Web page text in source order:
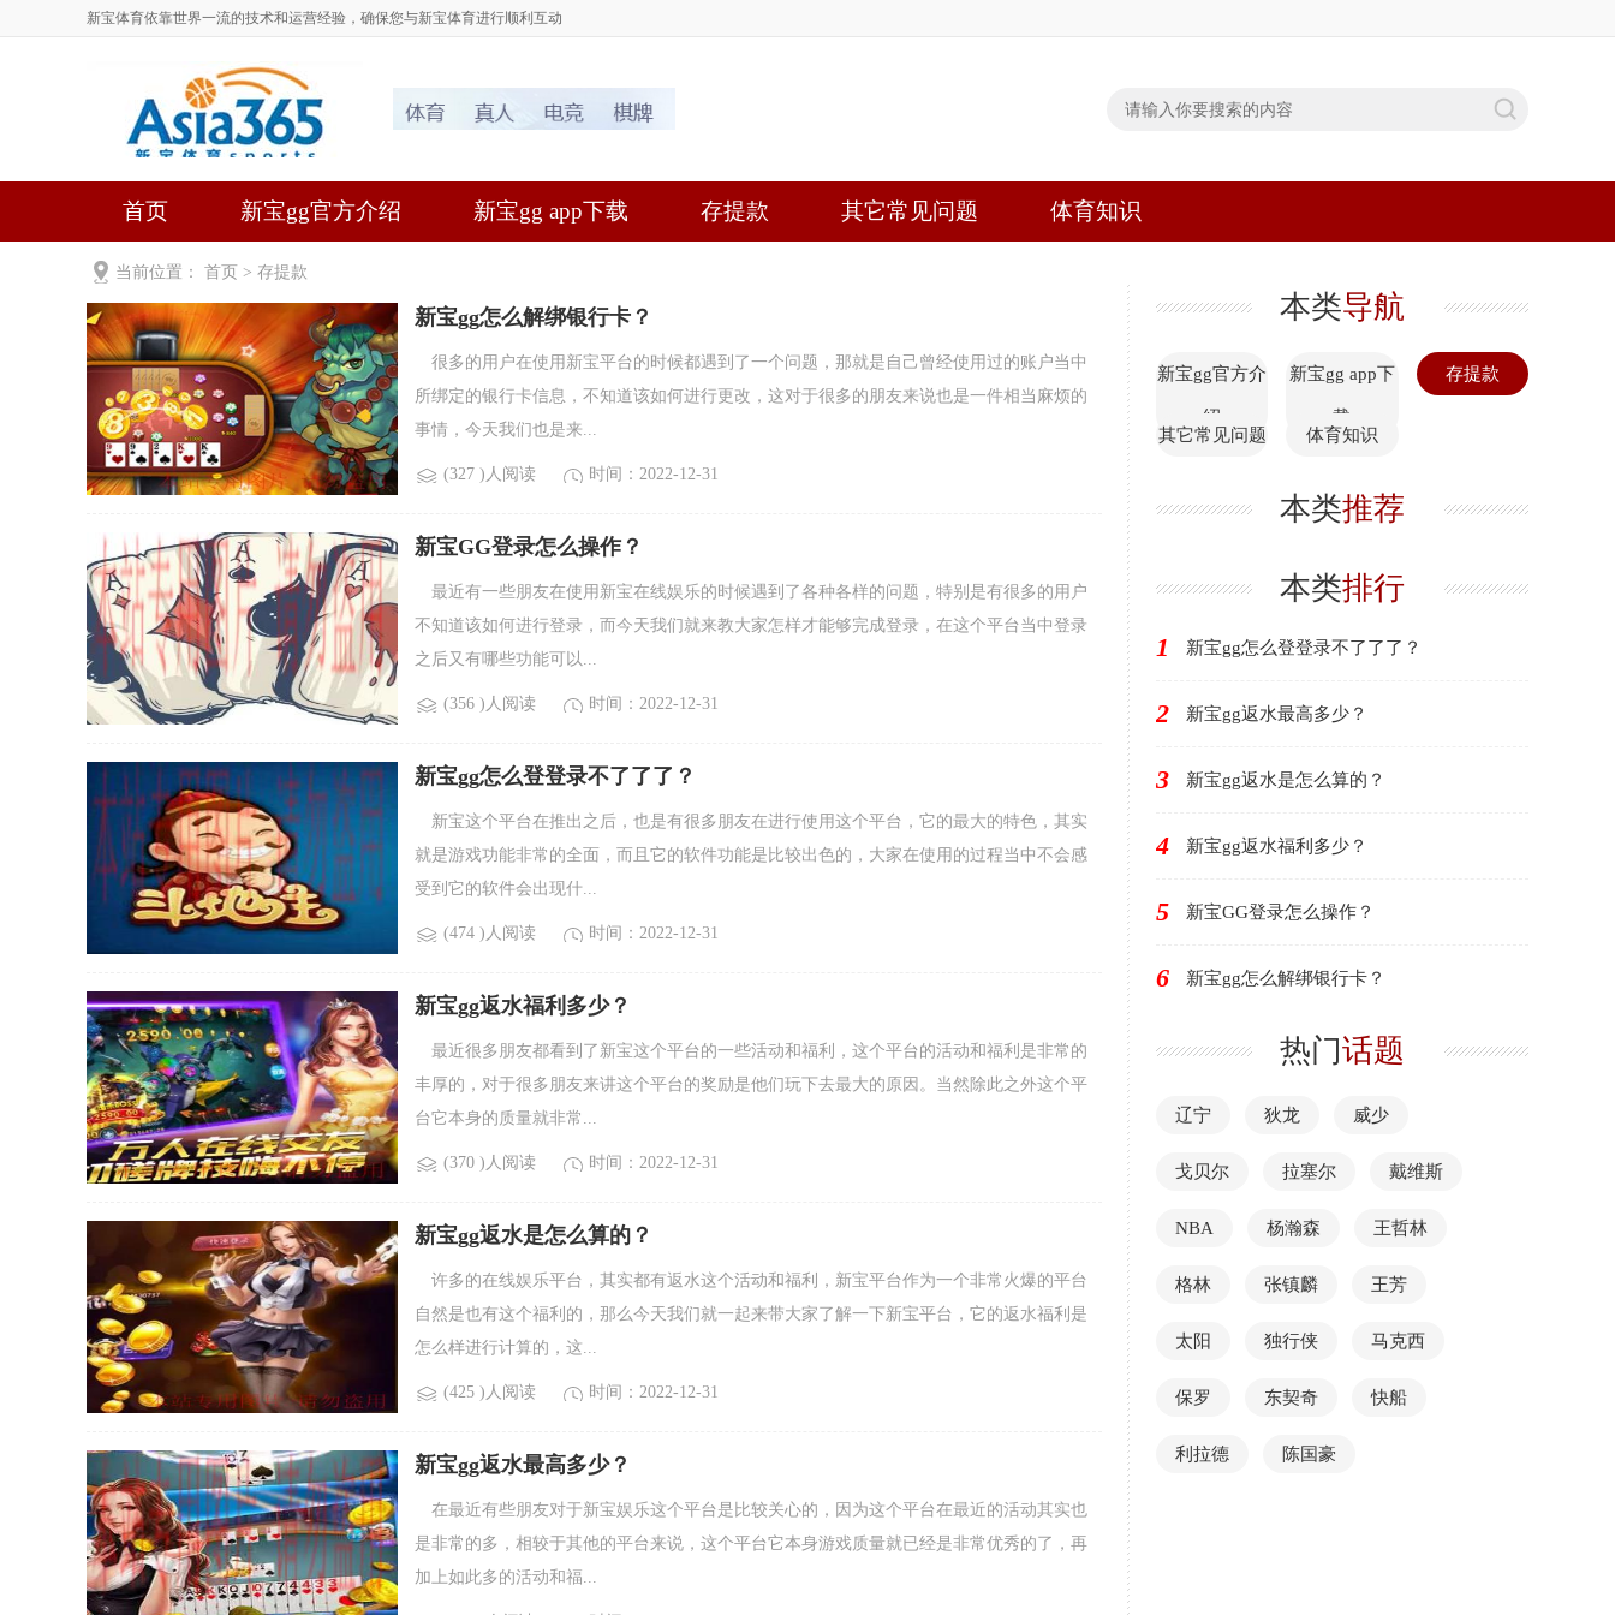
新宝体育依靠世界一流的技术和运营经验，确保您与新宝体育进行顺利互动
首页 新宝gg官方介绍 新宝gg app下载 存提款 其它常见问题 体育知识
当前位置： 首页 > 存提款
新宝gg怎么解绑银行卡？
很多的用户在使用新宝平台的时候都遇到了一个问题，那就是自己曾经使用过的账户当中
所绑定的银行卡信息，不知道该如何进行更改，这对于很多的朋友来说也是一件相当麻烦的
事情，今天我们也是来...
(327 )人阅读 时间：2022-12-31
新宝GG登录怎么操作？
最近有一些朋友在使用新宝在线娱乐的时候遇到了各种各样的问题，特别是有很多的用户
不知道该如何进行登录，而今天我们就来教大家怎样才能够完成登录，在这个平台当中登录
之后又有哪些功能可以...
(356 )人阅读 时间：2022-12-31
新宝gg怎么登登录不了了了？
新宝这个平台在推出之后，也是有很多朋友在进行使用这个平台，它的最大的特色，其实
就是游戏功能非常的全面，而且它的软件功能是比较出色的，大家在使用的过程当中不会感
受到它的软件会出现什...
(474 )人阅读 时间：2022-12-31
新宝gg返水福利多少？
最近很多朋友都看到了新宝这个平台的一些活动和福利，这个平台的活动和福利是非常的
丰厚的，对于很多朋友来讲这个平台的奖励是他们玩下去最大的原因。当然除此之外这个平
台它本身的质量就非常...
(370 )人阅读 时间：2022-12-31
新宝gg返水是怎么算的？
许多的在线娱乐平台，其实都有返水这个活动和福利，新宝平台作为一个非常火爆的平台
自然是也有这个福利的，那么今天我们就一起来带大家了解一下新宝平台，它的返水福利是
怎么样进行计算的，这...
(425 )人阅读 时间：2022-12-31
新宝gg返水最高多少？
在最近有些朋友对于新宝娱乐这个平台是比较关心的，因为这个平台在最近的活动其实也
是非常的多，相较于其他的平台来说，这个平台它本身游戏质量就已经是非常优秀的了，再
加上如此多的活动和福...
本类导航
新宝gg官方介
绍
新宝gg app下
载
存提款
其它常见问题 体育知识
本类推荐
本类排行
1 新宝gg怎么登登录不了了了？
2 新宝gg返水最高多少？
3 新宝gg返水是怎么算的？
4 新宝gg返水福利多少？
5 新宝GG登录怎么操作？
6 新宝gg怎么解绑银行卡？
热门话题
辽宁 狄龙 威少
戈贝尔 拉塞尔 戴维斯
NBA 杨瀚森 王哲林
格林 张镇麟 王芳
太阳 独行侠 马克西
保罗 东契奇 快船
利拉德 陈国豪